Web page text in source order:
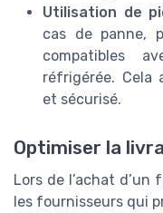
Utilisation de
cas de panne,
compatibles
réfrigérée. Cela
et sécurisé.
Optimiser la
Lors de l’achat d’un
les fournisseurs qui